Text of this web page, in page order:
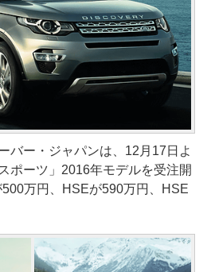
バー・ジャパンは、12月17日よ
ポーツ」2016年モデルを受注開
万円、HSEが590万円、HSE